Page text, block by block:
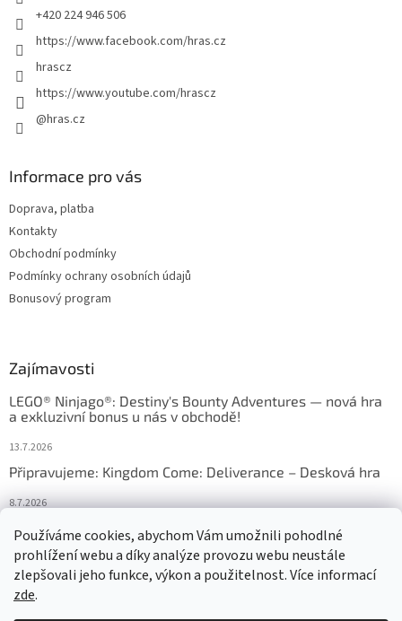
Používáme cookies, abychom Vám umožnili pohodlné
prohlížení webu a díky analýze provozu webu neustále
zlepšovali jeho funkce, výkon a použitelnost. Více informací
zde.
+420 224 946 506
https://www.facebook.com/hras.cz
hrascz
https://www.youtube.com/hrascz
@hras.cz
Informace pro vás
Doprava, platba
Kontakty
Obchodní podmínky
Podmínky ochrany osobních údajů
Bonusový program
Zajímavosti
LEGO® Ninjago®: Destiny's Bounty Adventures — nová hra
a exkluzivní bonus u nás v obchodě!
13.7.2026
Připravujeme: Kingdom Come: Deliverance – Desková hra
8.7.2026
Nejlepší deskové hry: výběr, který frčí v celém Česku
18.6.2026